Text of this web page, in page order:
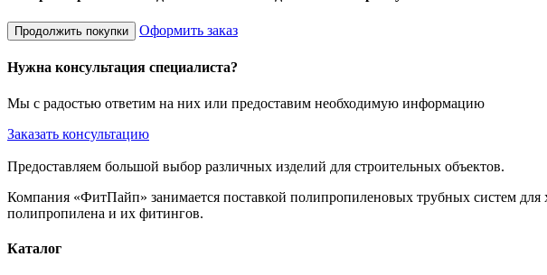
Продолжить покупки Оформить заказ
Нужна консультация специалиста?
Мы с радостью ответим на них или предоставим необходимую информацию
Заказать консультацию
Предоставляем большой выбор различных изделий для строительных объектов.
Компания «ФитПайп» занимается поставкой полипропиленовых трубных систем
полипропилена и их фитингов.
Каталог